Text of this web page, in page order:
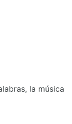
la música